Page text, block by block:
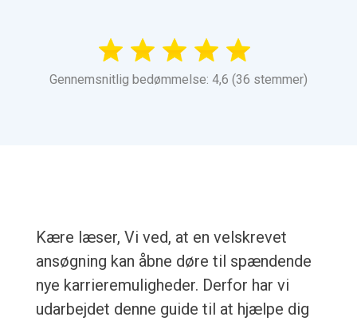
Gennemsnitlig bedømmelse: 4,6 (36 stemmer)
Kære læser, Vi ved, at en velskrevet
ansøgning kan åbne døre til spændende
nye karrieremuligheder. Derfor har vi
udarbejdet denne guide til at hjælpe dig